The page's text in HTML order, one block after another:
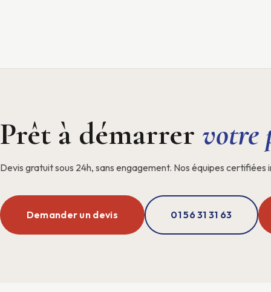
Prêt à démarrer votre
Devis gratuit sous 24h, sans engagement. Nos équipes
Demander un devis 01 56 31 31 63